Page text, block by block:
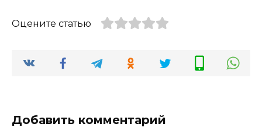
Оцените статью
Добавить комментарий